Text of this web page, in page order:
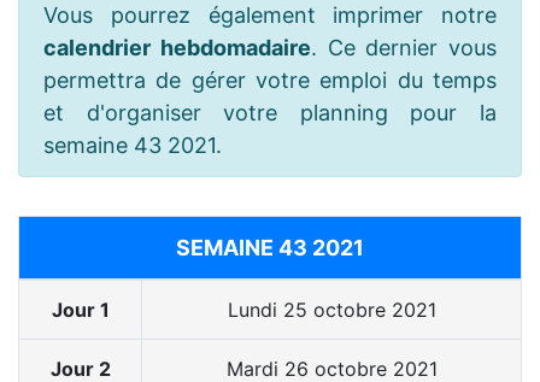
Vous pourrez également imprimer notre
calendrier hebdomadaire. Ce dernier vous
permettra de gérer votre emploi du temps
et d'organiser votre planning pour la
semaine 43 2021.
SEMAINE 43 2021
Jour 1 Lundi 25 octobre 2021
Jour 2 Mardi 26 octobre 2021